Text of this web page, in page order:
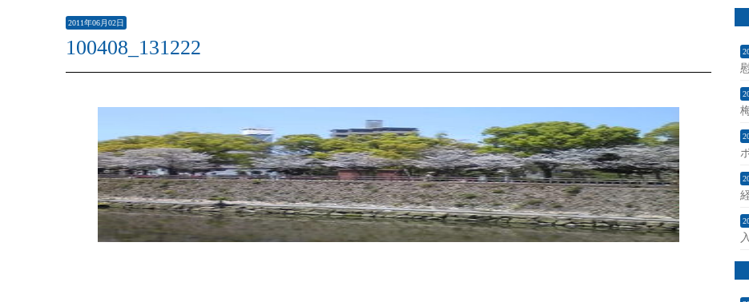
2011年06月02日
100408_131222